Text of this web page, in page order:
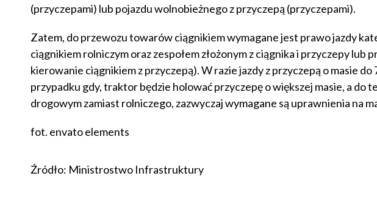
(przyczepami) lub pojazdu wolnobieżnego z przyczepą (przyczepami).
Zatem, do przewozu towarów ciągnikiem wymagane jest prawo jazdy
ciągnikiem rolniczym oraz zespołem złożonym z ciągnika i przyczepy lub
kierowanie ciągnikiem z przyczepą). W razie jazdy z przyczepą o masie
przypadku gdy, traktor będzie holować przyczepę o większej masie, a do
drogowym zamiast rolniczego, zazwyczaj wymagane są uprawnienia na
fot. envato elements
Źródło: Ministrostwo Infrastruktury